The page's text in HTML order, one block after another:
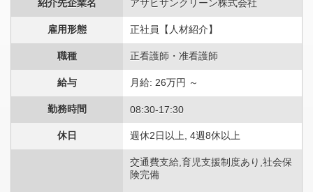
紹介先企業名 アサヒサンクリーン株式会社
雇用形態 正社員【人材紹介】
職種 正看護師・准看護師
給与 月給: 26万円 ～
勤務時間 08:30-17:30
休日 週休2日以上, 4週8休以上
交通費支給,育児支援制度あり,社会保
険完備